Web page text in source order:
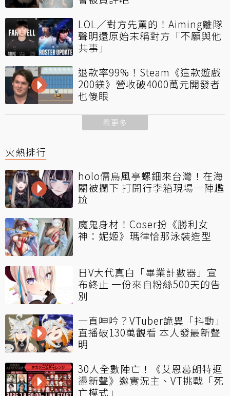
LOL／對方先罵的！Aiming離隊
聲明還原始末稱對方「不願與他
共事」
退款率99%！Steam《這款遊戲
200鎂》營收破4000萬元開發者
也傻眼
看更多
火熱排行
holo儒烏風亭螺鈿來台灣！在海
關被攔下 打開行李箱現場一陣尷
尬
魔鬼身材！Coser扮《勝利女
神：妮姬》瑪律恰那泳裝造型
日V大代真白「畢業計數器」宣
布終止 一份來自粉絲500天的告
別
一直呻吟？VTuber詭異「抖動」
直播破130萬觀看 本人發最新聲
明
30人全數陣亡！《艾恩葛朗特迴
盪新聲》邀實況主、VT挑戰「死
亡模式」